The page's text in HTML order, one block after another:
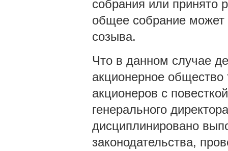
собрания или принято
общее собрание
созыва.
Что в данном случае
акционерное
акционеров с
генерального
дисциплинировано
законодательства,